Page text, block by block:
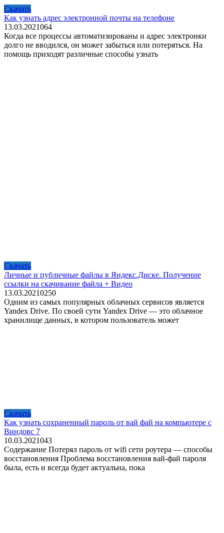
Скачать
Как узнать адрес электронной почты на телефоне
13.03.2021064
Когда все процессы автоматизированы и адрес электронки
долго не вводился, он может забыться или потеряться. На
помощь приходят различные способы узнать
Скачать
Личные и публичные файлы в Яндекс.Диске. Получение
ссылки на скачивание файла + Видео
13.03.20210250
Одним из самых популярных облачных сервисов является
Yandex Drive. По своей сути Yandex Drive — это облачное
хранилище данных, в котором пользователь может
Скачать
Как узнать сохраненный пароль от вай фай на компьютере с
Виндовс 7
10.03.2021043
Содержание Потерял пароль от wifi сети роутера — способы
восстановления Проблема восстановления вай-фай пароля
была, есть и всегда будет актуальна, пока